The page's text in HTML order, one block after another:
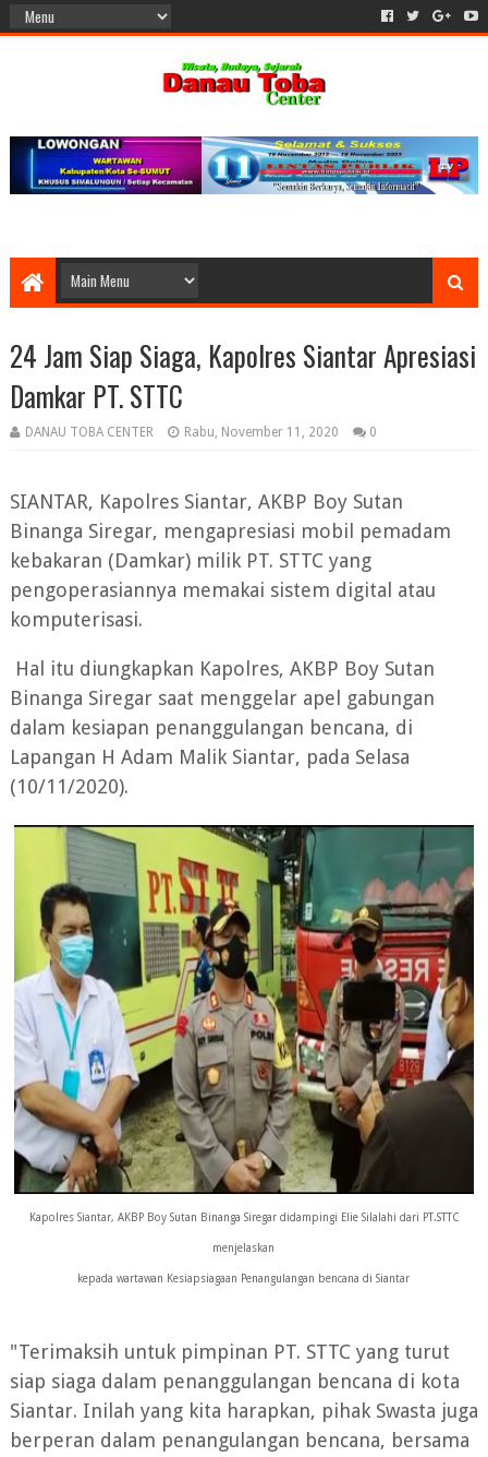
24 Jam Siap Siaga, Kapolres Siantar Apresiasi
Damkar PT. STTC
DANAU TOBA CENTER Rabu, November 11, 2020 0
SIANTAR, Kapolres Siantar, AKBP Boy Sutan
Binanga Siregar, mengapresiasi mobil pemadam
kebakaran (Damkar) milik PT. STTC yang
pengoperasiannya memakai sistem digital atau
komputerisasi.
Hal itu diungkapkan Kapolres, AKBP Boy Sutan
Binanga Siregar saat menggelar apel gabungan
dalam kesiapan penanggulangan bencana, di
Lapangan H Adam Malik Siantar, pada Selasa
(10/11/2020).
Kapolres Siantar, AKBP Boy Sutan Binanga Siregar didampingi Elie Silalahi dari PT.STTC
menjelaskan
kepada wartawan Kesiapsiagaan Penangulangan bencana di Siantar
"Terimaksih untuk pimpinan PT. STTC yang turut
siap siaga dalam penanggulangan bencana di kota
Siantar. Inilah yang kita harapkan, pihak Swasta juga
berperan dalam penangulangan bencana, bersama